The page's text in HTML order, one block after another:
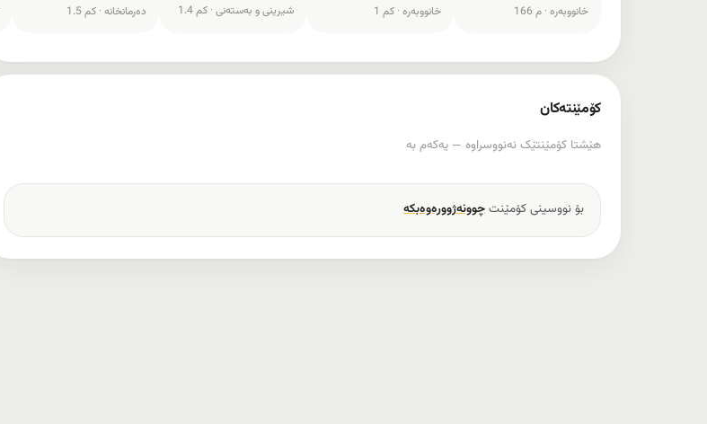
خانووبەرە · 166 م خانووبەرە · 1 کم شیرینی و بەستەنی · 1.4 کم دەرمانخانە · 1.5 کم
کۆمێنتەکان
هێشتا کۆمێنتێک نەنووسراوە — یەکەم بە
بۆ نووسینی کۆمێنتچوونەژوورەوەبکە